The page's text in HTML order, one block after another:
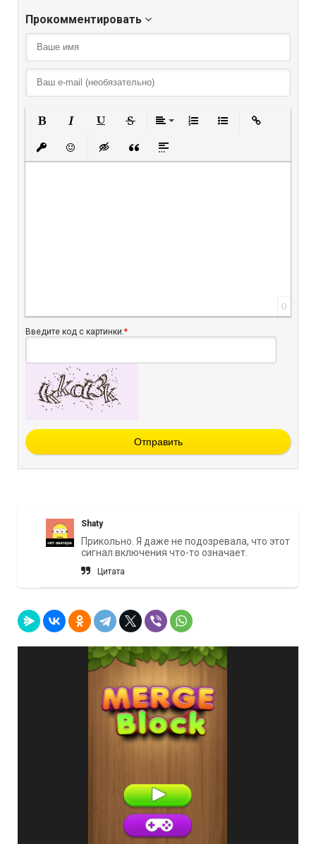
Прокомментировать
Вставить защищенную ссылку
Вставить смайлик
Вставка скрытого текста
Вставка цитаты
Вставка спойлера
0
Введите код с картинки:*
Отправить
Shaty
Прикольно. Я даже не подозревала, что этот
сигнал включения что-то означает.
Цитата